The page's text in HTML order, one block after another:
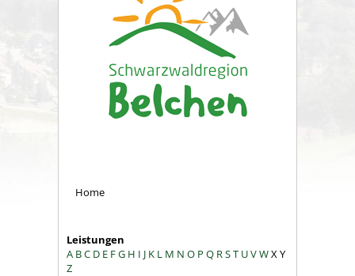
Home
Leistungen
A BC D E FG H I J K L M N O P Q RST UVWXY
Z